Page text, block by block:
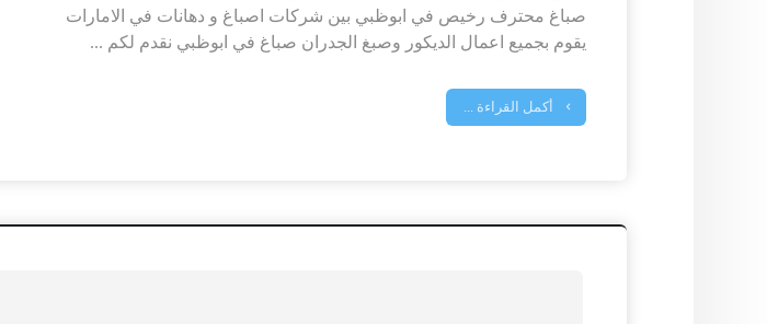
صباغ محترف رخيص في ابوظبي بين شركات اصباغ و دهانات في الامارات
يقوم بجميع اعمال الديكور وصبغ الجدران صباغ في ابوظبي نقدم لكم ...
أكمل القراءة ...